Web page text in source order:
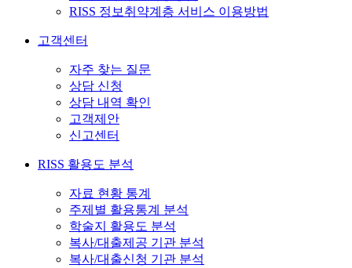
RISS 정보취약계층 서비스 이용방법
고객센터
자주 찾는 질문
상담 신청
상담 내역 확인
고객제안
신고센터
RISS 활용도 분석
자료 현황 통계
주제별 활용통계 분석
학술지 활용도 분석
복사/대출제공 기관 분석
복사/대출신청 기관 분석